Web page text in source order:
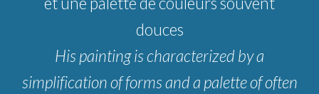
douces
His painting is characterized by a
simplification of forms and a palette of often